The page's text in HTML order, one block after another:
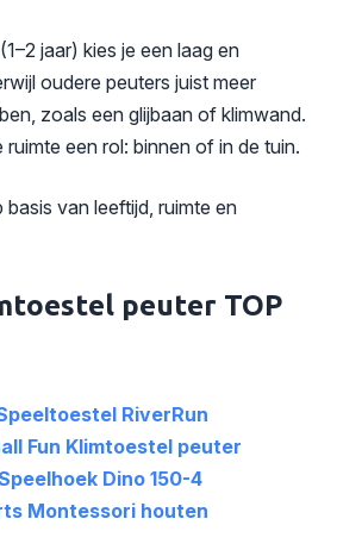
jaar) kies je een laag en
oudere peuters juist meer
zoals een glijbaan of klimwand.
een rol: binnen of in de tuin.
van leeftijd, ruimte en
peuter TOP
RiverRun
Fun Klimtoestel peuter
Dino 150-4
Montessori houten